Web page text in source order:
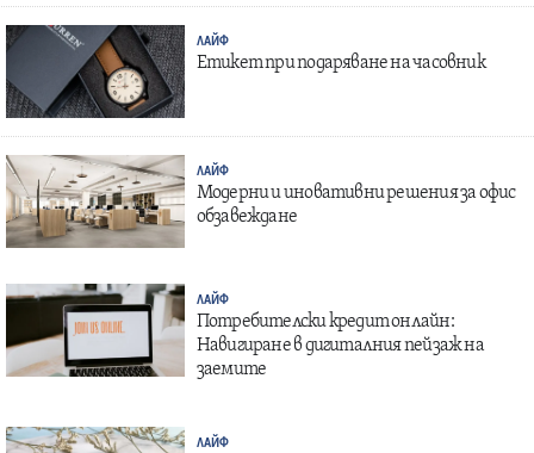
ЛАЙФ
Етикет при подаряване на часовник
ЛАЙФ
Модерни и иновативни решения за офис
обзавеждане
ЛАЙФ
Потребителски кредит онлайн:
Навигиране в дигиталния пейзаж на
заемите
ЛАЙФ